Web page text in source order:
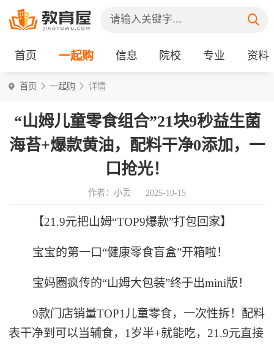
首页 一起购 信息 院校 专业 资料
首页 一起购 详情
“山姆儿童零食组合”21块9秒益生菌
海苔+爆款黄油，配料干净0添加，一
口抢光！
作者：小丢 2025-10-15
【21.9元把山姆“TOP9爆款”打包回家】
宝宝的第一口“健康零食盲盒”开箱啦！
宝妈圈疯传的“山姆大包装”终于出mini版！
9款门店销量TOP1儿童零食，一次性拆！配料
表干净到可以当辅食，1岁半+就能吃，21.9元直接